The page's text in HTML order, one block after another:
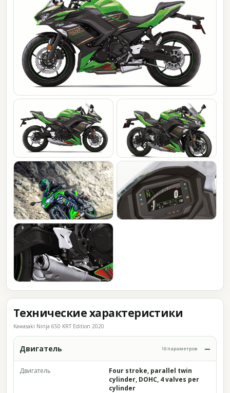
Технические характеристики
Kawasaki Ninja 650 KRT Edition 2020
Двигатель 10 параметров
Двигатель
Four stroke, parallel twin
cylinder, DOHC, 4 valves per
cylinder